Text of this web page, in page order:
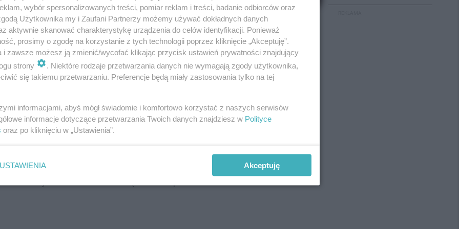
Będzie też okazja zwiedzić Młyn z
w województwie śląskim – dodają w
zupy
śląskim w dwudziestoleciu
przybliży właściwości ziół i ich
Ernestyna Kubecka z KGW Dębieńsko opowie o
wybór spersonalizowanych treści, pomiar reklam i treści, badanie odbiorców oraz
Użytkownika my i Zaufani Partnerzy możemy używać dokładnych danych
aktywnie skanować charakterystykę urządzenia do celów identyfikacji. Ponieważ
prosimy o zgodę na korzystanie z tych technologii poprzez kliknięcie „Akceptuję”.
i zawsze możesz ją zmienić/wycofać klikając przycisk ustawień prywatności znajdujący
strony
. Niektóre rodzaje przetwarzania danych nie wymagają zgody użytkownika,
się takiemu przetwarzaniu. Preferencje będą miały zastosowania tylko na tej
informacjami, abyś mógł świadomie i komfortowo korzystać z naszych serwisów
informacje dotyczące przetwarzania Twoich danych znajdziesz w Polityce
oraz po kliknięciu w „Ustawienia”.
USTAWIENIA Akceptuję